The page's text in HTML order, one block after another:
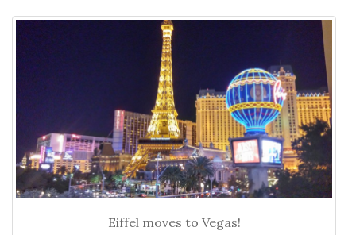
Eiffel moves to Vegas!